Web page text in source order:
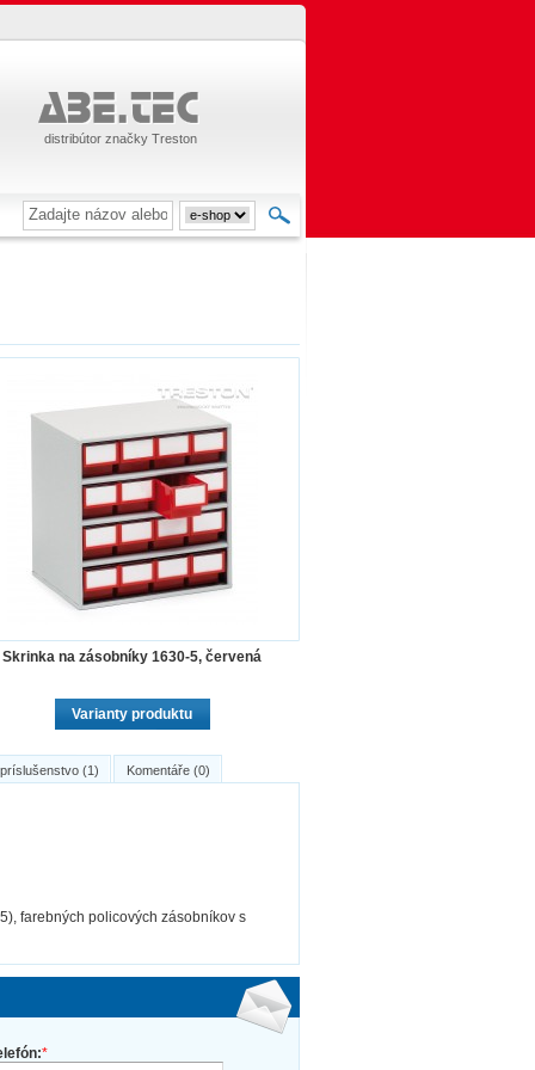
Skrinka na zásobníky 1630-5, červená
Varianty produktu
(1) Komentáře (0)
farebných policových zásobníkov s
*
distribútor značky Treston